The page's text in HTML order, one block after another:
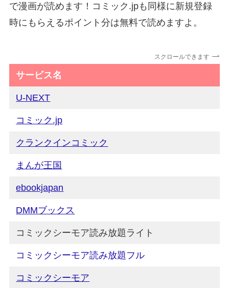
で漫画が読めます！コミック.jpも同様に新規登録
時にもらえるポイント分は無料で読めますよ。
スクロールできます
サービス名
U-NEXT
コミック.jp
クランクインコミック
まんが王国
ebookjapan
DMMブックス
コミックシーモア読み放題ライト
コミックシーモア読み放題フル
コミックシーモア